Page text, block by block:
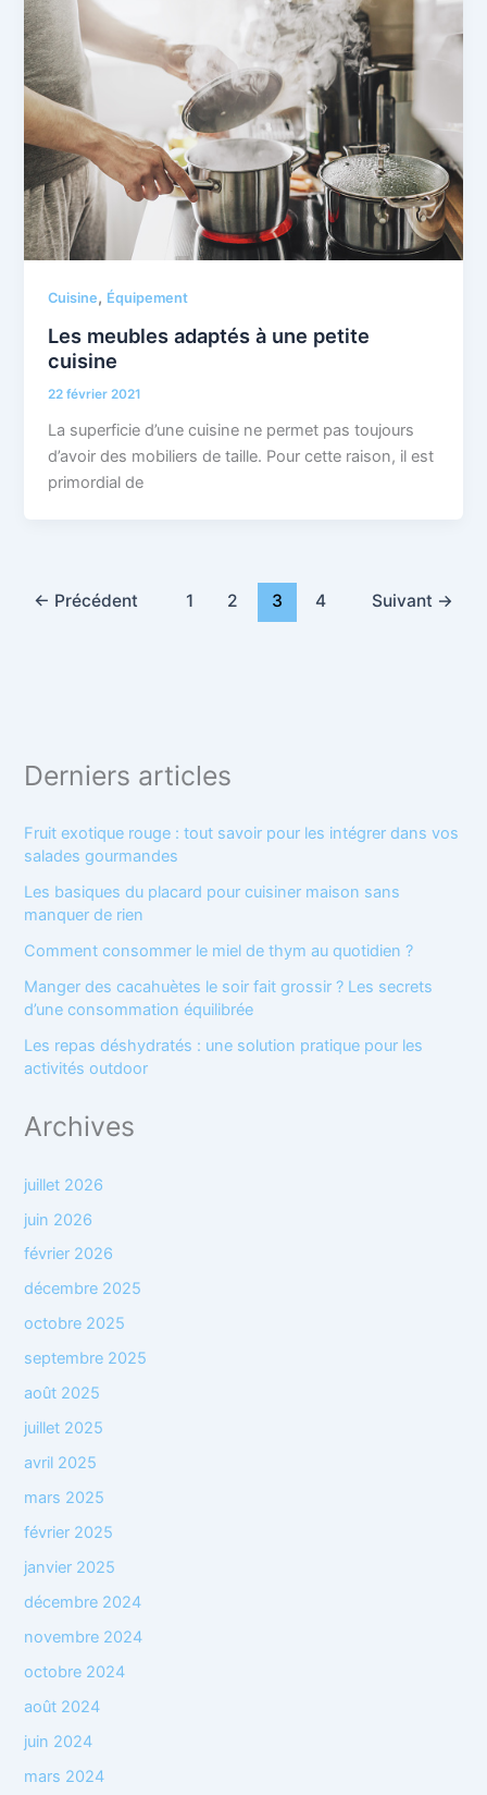
Cuisine, Équipement
Les meubles adaptés à une petite
cuisine
22 février 2021
La superficie d’une cuisine ne permet pas toujours
d’avoir des mobiliers de taille. Pour cette raison, il est
primordial de
← Précédent 1 2 3 4 Suivant →
Derniers articles
Fruit exotique rouge : tout savoir pour les intégrer dans vos
salades gourmandes
Les basiques du placard pour cuisiner maison sans
manquer de rien
Comment consommer le miel de thym au quotidien ?
Manger des cacahuètes le soir fait grossir ? Les secrets
d’une consommation équilibrée
Les repas déshydratés : une solution pratique pour les
activités outdoor
Archives
juillet 2026
juin 2026
février 2026
décembre 2025
octobre 2025
septembre 2025
août 2025
juillet 2025
avril 2025
mars 2025
février 2025
janvier 2025
décembre 2024
novembre 2024
octobre 2024
août 2024
juin 2024
mars 2024